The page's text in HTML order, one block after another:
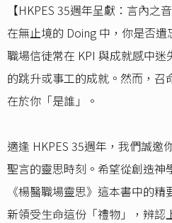
【HKPES 35週年呈獻：言內之
在無止境的 Doing 中，你是否遺
職場信徒常在 KPI 與成就感中
的跳升或事工的成就。然而，
在於你「是誰」。
適逢 HKPES 35週年，我們誠邀
聖言的靈思時刻。希望從創造神
《楊醫職場靈思》這本書中的
新領受生命這份「禮物」，辨認